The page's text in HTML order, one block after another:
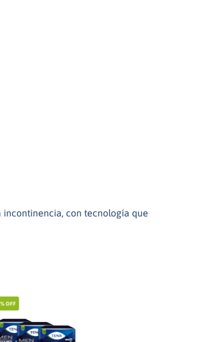
con tecnología que
OFF